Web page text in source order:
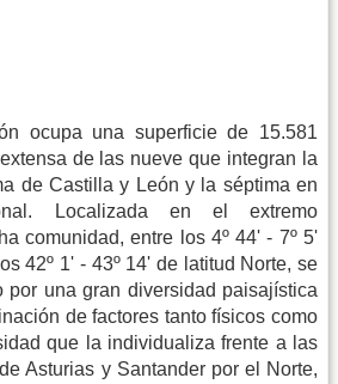
ocupa una superficie de 15.581
de las nueve que integran la
de Castilla y León y la séptima en
Localizada en el extremo
comunidad, entre los 4º 44' - 7º 5'
42º 1' - 43º 14' de latitud Norte, se
por una gran diversidad paisajística
de factores tanto físicos como
que la individualiza frente a las
Asturias y Santander por el Norte,